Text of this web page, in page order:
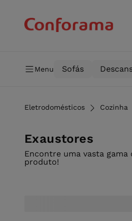
Menu Sofás
Eletrodomésticos Cozinha
Exaustores
Encontre uma vasta
produto!